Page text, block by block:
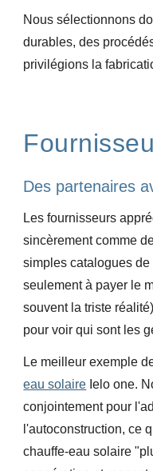
Nous sélectionnons
durables, des
privilégions la
Des partenaires
Les fournisseurs
sincèrement comme
simples catalogues
seulement à payer le
souvent la triste
pour voir qui sont les
Le meilleur exemple
eau solaire Ielo one.
conjointement pour
l'autoconstruction, ce
chauffe-eau solaire